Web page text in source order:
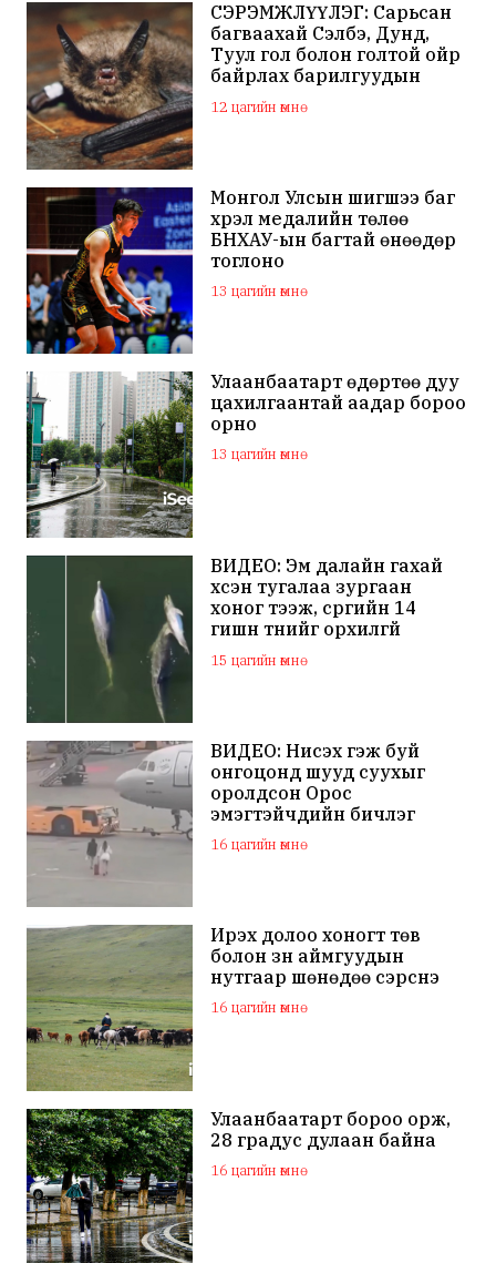
СЭРЭМЖЛҮҮЛЭГ: Сарьсан
багваахай Сэлбэ, Дунд,
Туул гол болон голтой ойр
байрлах барилгуудын
дээвэр зэрэг газарт ихээр
үүрлэж байна
12 цагийн өмнө
Монгол Улсын шигшээ баг
хүрэл медалийн төлөө
БНХАУ-ын багтай өнөөдөр
тоглоно
13 цагийн өмнө
Улаанбаатарт өдөртөө дуу
цахилгаантай аадар бороо
орно
13 цагийн өмнө
ВИДЕО: Эм далайн гахай
үхсэн тугалаа зургаан
хоног тээж, сүргийн 14
гишүүн түүнийг орхилгүй
сэлжээ
15 цагийн өмнө
ВИДЕО: Нисэх гэж буй
онгоцонд шууд суухыг
оролдсон Орос
эмэгтэйчүүдийн бичлэг
дэлхий нийтийн
анхааралд оров
16 цагийн өмнө
Ирэх долоо хоногт төв
болон зүүн аймгуудын
нутгаар шөнөдөө сэрүүснэ
16 цагийн өмнө
Улаанбаатарт бороо орж,
28 градус дулаан байна
16 цагийн өмнө